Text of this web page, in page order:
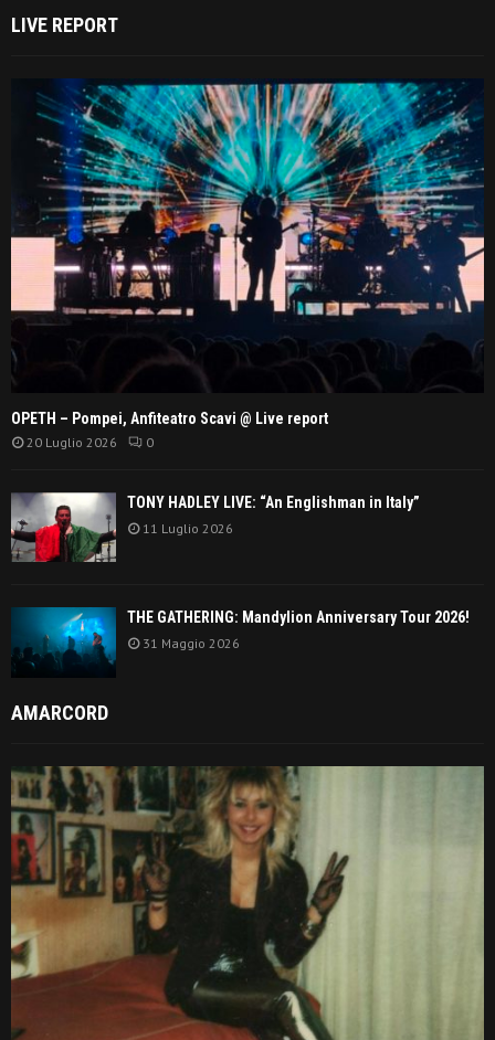
LIVE REPORT
OPETH – Pompei, Anfiteatro Scavi @ Live report
20 Luglio 2026 0
TONY HADLEY LIVE: “An Englishman in Italy”
11 Luglio 2026
THE GATHERING: Mandylion Anniversary Tour 2026!
31 Maggio 2026
AMARCORD